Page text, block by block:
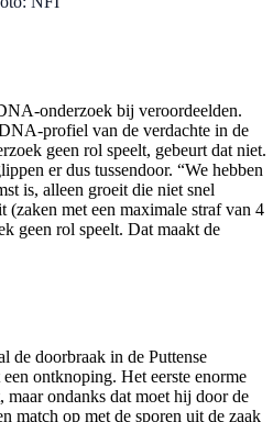
onderzoek bij veroordeelden.
profiel van de verdachte in de
geen rol speelt, gebeurt dat niet.
er dus tussendoor. “We hebben
is, alleen groeit die niet snel
(zaken met een maximale straf van 4
geen rol speelt. Dat maakt de
de doorbraak in de Puttense
ontknoping. Het eerste enorme
ondanks dat moet hij door de
match op met de sporen uit de zaak